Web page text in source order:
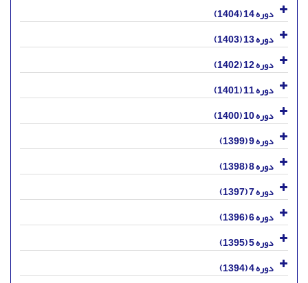
دوره 14 (1404)
دوره 13 (1403)
دوره 12 (1402)
دوره 11 (1401)
دوره 10 (1400)
دوره 9 (1399)
دوره 8 (1398)
دوره 7 (1397)
دوره 6 (1396)
دوره 5 (1395)
دوره 4 (1394)